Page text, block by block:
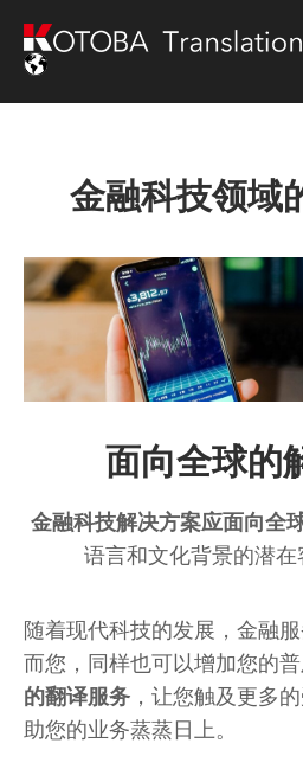
金融科技领域
面向全球的
金融科技解决方案应面向全
语言和文化背景的潜在
随着现代科技的发展，金融服
而您，同样也可以增加您的
的翻译服务 ，让您触及更多
助您的业务蒸蒸日上。